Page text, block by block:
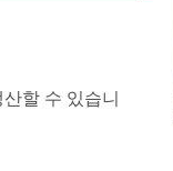
할 수 있습니